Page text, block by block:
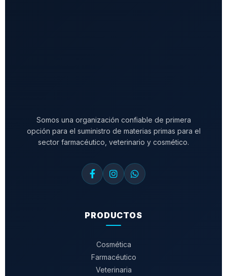
Somos una organización confiable de primera
opción para el suministro de materias primas para el
sector farmacéutico, veterinario y cosmético.
PRODUCTOS
Cosmética
Farmacéutico
Veterinaria